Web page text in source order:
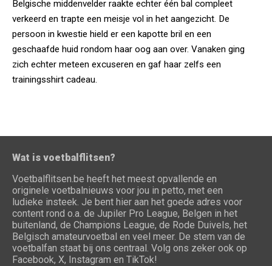
Belgische middenvelder raakte echter één bal compleet
verkeerd en trapte een meisje vol in het aangezicht. De
persoon in kwestie hield er een kapotte bril en een
geschaafde huid rondom haar oog aan over. Vanaken ging
zich echter meteen excuseren en gaf haar zelfs een
trainingsshirt cadeau.
Wat is voetbalflitsen?
Voetbalflitsen.be heeft het meest opvallende en
originele voetbalnieuws voor jou in petto, met een
ludieke insteek. Je bent hier aan het goede adres voor
content rond o.a. de Jupiler Pro League, Belgen in het
buitenland, de Champions League, de Rode Duivels, het
Belgisch amateurvoetbal en veel meer. De stem van de
voetbalfan staat bij ons centraal. Volg ons zeker ook op
Facebook, X, Instagram en TikTok!